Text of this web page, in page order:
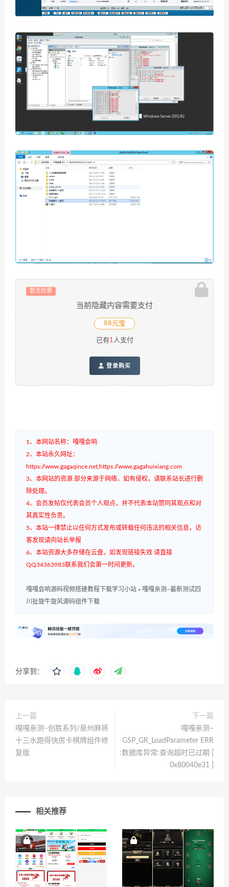
暂无优惠
当前隐藏内容需要支付
88元宝
已有1人支付
登录购买
1、本网站名称：嘎嘎会响
2、本站永久网址：
https://www.gagaqince.net,https://www.gagahuixiang.com
3、本网站的资源 部分来源于网络，如有侵权，请联系站长进行删
除处理。
4、会员发帖仅代表会员个人观点，并不代表本站赞同其观点和对
其真实性负责。
5、本站一律禁止以任何方式发布或转载任何违法的相关信息，访
客发现请向站长举报
6、本站资源大多存储在云盘，如发现链接失效 请直接
QQ34363983联系我们会第一时间更新。
嘎嘎会响源码视频搭建教程下载学习小站 » 嘎嘎亲测–最新测试四
川扯旋牛旋风源码组件下载
分享到：
上一篇
嘎嘎亲测–创胜系列/泉州麻将
十三水跑得快房卡棋牌组件修
复版
下一篇
嘎嘎亲测–
GSP_GR_LoadParameter ERR
:数据库异常:查询超时已过期 [
0x80040e31 ]
相关推荐